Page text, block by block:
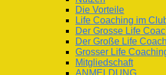
Die Vorteile
Life Coaching im
Der Grosse Life
Der Große Life
Grosser Life
Mitgliedschaft
ANMELDUNG